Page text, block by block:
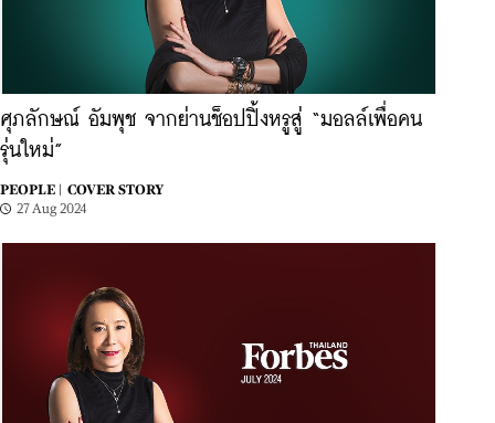
ศุภลักษณ์ อัมพุช จากย่านช็อปปิ้งหรูสู่ “มอลล์เพื่อคน
รุ่นใหม่”
PEOPLE |
COVER STORY
27 Aug 2024